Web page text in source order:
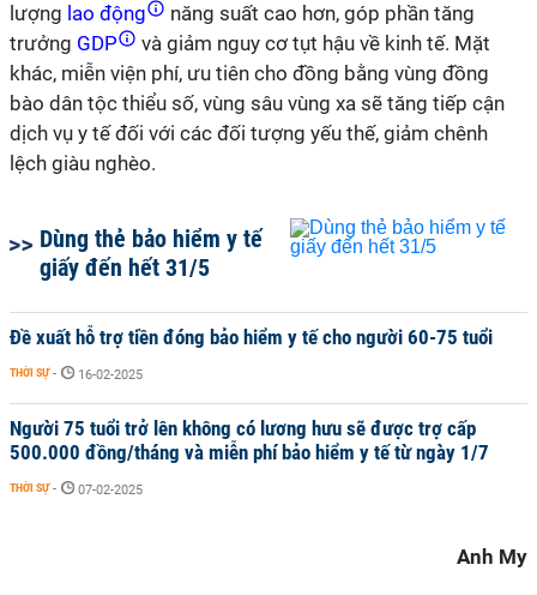
lượng lao động
năng suất cao hơn, góp phần tăng
trưởng GDP
và giảm nguy cơ tụt hậu về kinh tế. Mặt
khác, miễn viện phí, ưu tiên cho đồng bằng vùng đồng
bào dân tộc thiểu số, vùng sâu vùng xa sẽ tăng tiếp cận
dịch vụ y tế đối với các đối tượng yếu thế, giảm chênh
lệch giàu nghèo.
Dùng thẻ bảo hiểm y tế
giấy đến hết 31/5
Đề xuất hỗ trợ tiền đóng bảo hiểm y tế cho người 60-75 tuổi
THỜI SỰ - 16-02-2025
Người 75 tuổi trở lên không có lương hưu sẽ được trợ cấp
500.000 đồng/tháng và miễn phí bảo hiểm y tế từ ngày 1/7
THỜI SỰ - 07-02-2025
Anh My